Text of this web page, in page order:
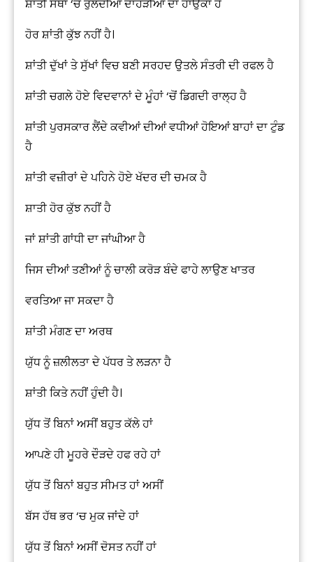
ਸ਼ਾਂਤੀ ਸੱਥਾਂ ‘ਚ ਰੁਲਦੀਆਂ ਦਾਹੜੀਆਂ ਦਾ ਹਾਉਕਾ ਹੈ
ਹੋਰ ਸ਼ਾਂਤੀ ਕੁੱਝ ਨਹੀਂ ਹੈ।
ਸ਼ਾਂਤੀ ਦੁੱਖਾਂ ਤੇ ਸੁੱਖਾਂ ਵਿਚ ਬਣੀ ਸਰਹਦ ਉਤਲੇ ਸੰਤਰੀ ਦੀ ਰਫਲ ਹੈ
ਸ਼ਾਂਤੀ ਚਗਲੇ ਹੋਏ ਵਿਦਵਾਨਾਂ ਦੇ ਮੂੰਹਾਂ ‘ਚੋਂ ਡਿਗਦੀ ਰਾਲ੍ਹ ਹੈ
ਸ਼ਾਂਤੀ ਪੁਰਸਕਾਰ ਲੈਂਦੇ ਕਵੀਆਂ ਦੀਆਂ ਵਧੀਆਂ ਹੋਇਆਂ ਬਾਹਾਂ ਦਾ ਟੁੰਡ
ਹੈ
ਸ਼ਾਂਤੀ ਵਜ਼ੀਰਾਂ ਦੇ ਪਹਿਨੇ ਹੋਏ ਖੱਦਰ ਦੀ ਚਮਕ ਹੈ
ਸ਼ਾਤੀ ਹੋਰ ਕੁੱਝ ਨਹੀਂ ਹੈ
ਜਾਂ ਸ਼ਾਂਤੀ ਗਾਂਧੀ ਦਾ ਜਾਂਘੀਆ ਹੈ
ਜਿਸ ਦੀਆਂ ਤਣੀਆਂ ਨੂੰ ਚਾਲੀ ਕਰੋੜ ਬੰਦੇ ਫਾਹੇ ਲਾਉਣ ਖਾਤਰ
ਵਰਤਿਆ ਜਾ ਸਕਦਾ ਹੈ
ਸ਼ਾਂਤੀ ਮੰਗਣ ਦਾ ਅਰਥ
ਯੁੱਧ ਨੂੰ ਜ਼ਲੀਲਤਾ ਦੇ ਪੱਧਰ ਤੇ ਲੜਨਾ ਹੈ
ਸ਼ਾਂਤੀ ਕਿਤੇ ਨਹੀਂ ਹੁੰਦੀ ਹੈ।
ਯੁੱਧ ਤੋਂ ਬਿਨਾਂ ਅਸੀਂ ਬਹੁਤ ਕੱਲੇ ਹਾਂ
ਆਪਣੇ ਹੀ ਮੂਹਰੇ ਦੌੜਦੇ ਹਫ ਰਹੇ ਹਾਂ
ਯੁੱਧ ਤੋਂ ਬਿਨਾਂ ਬਹੁਤ ਸੀਮਤ ਹਾਂ ਅਸੀਂ
ਬੱਸ ਹੱਥ ਭਰ ‘ਚ ਮੁਕ ਜਾਂਦੇ ਹਾਂ
ਯੁੱਧ ਤੋਂ ਬਿਨਾਂ ਅਸੀਂ ਦੋਸਤ ਨਹੀਂ ਹਾਂ